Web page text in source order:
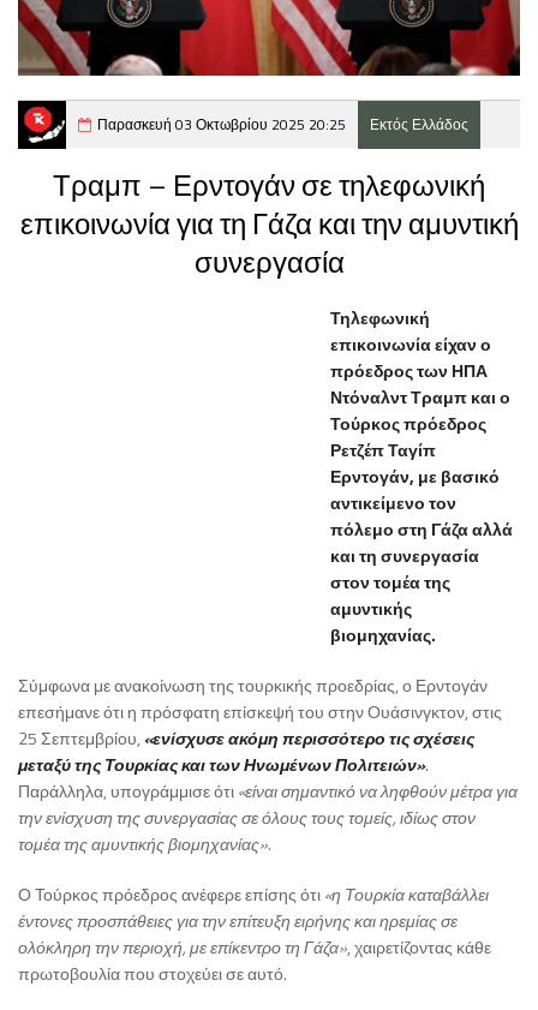
Παρασκευή 03 Οκτωβρίου 2025 20:25 Εκτός Ελλάδος
Τραμπ – Ερντογάν σε τηλεφωνική
επικοινωνία για τη Γάζα και την αμυντική
συνεργασία
Τηλεφωνική
επικοινωνία είχαν ο
πρόεδρος των ΗΠΑ
Ντόναλντ Τραμπ και ο
Τούρκος πρόεδρος
Ρετζέπ Ταγίπ
Ερντογάν, με βασικό
αντικείμενο τον
πόλεμο στη Γάζα αλλά
και τη συνεργασία
στον τομέα της
αμυντικής
βιομηχανίας.
Σύμφωνα με ανακοίνωση της τουρκικής προεδρίας, ο Ερντογάν
επεσήμανε ότι η πρόσφατη επίσκεψή του στην Ουάσινγκτον, στις
25 Σεπτεμβρίου, «ενίσχυσε ακόμη περισσότερο τις σχέσεις
μεταξύ της Τουρκίας και των Ηνωμένων Πολιτειών».
Παράλληλα, υπογράμμισε ότι«είναι σημαντικό να ληφθούν μέτρα για
την ενίσχυση της συνεργασίας σε όλους τους τομείς, ιδίως στον
τομέα της αμυντικής βιομηχανίας».
Ο Τούρκος πρόεδρος ανέφερε επίσης ότι«η Τουρκία καταβάλλει
έντονες προσπάθειες για την επίτευξη ειρήνης και ηρεμίας σε
ολόκληρη την περιοχή, με επίκεντρο τη Γάζα», χαιρετίζοντας κάθε
πρωτοβουλία που στοχεύει σε αυτό.